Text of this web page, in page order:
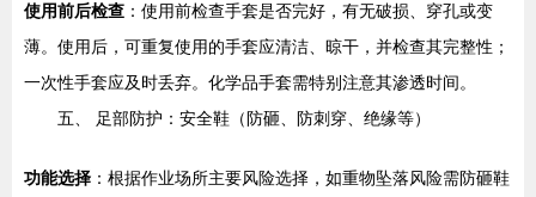
使用前后检查 ：使用前检查手套是否完好，有无破损、穿孔或变
薄。使用后，可重复使用的手套应清洁、晾干，并检查其完整性；
一次性手套应及时丢弃。化学品手套需特别注意其渗透时间。
五、 足部防护：安全鞋（防砸、防刺穿、绝缘等）
功能选择 ：根据作业场所主要风险选择，如重物坠落风险需防砸鞋